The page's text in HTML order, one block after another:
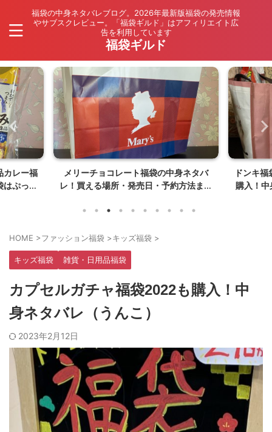
福袋の中身ネタバレブログ。2026年最新版福袋の発売情報
やサブスクレビュー。「福袋ギルド」はアフィリエイト広
告を利用しています
福袋ギルド
カレー福
ぷっく
メリーチョコレート福袋の中身ネタバ
レ！買える場所・発売日・予約方法まと
ドンキ
購入！
HOME >ファッション福袋 >キッズ福袋 >
キッズ福袋 雑貨・日用品福袋
カプセルガチャ福袋2022も購入！中
身ネタバレ（うんこ）
2023年2月12日